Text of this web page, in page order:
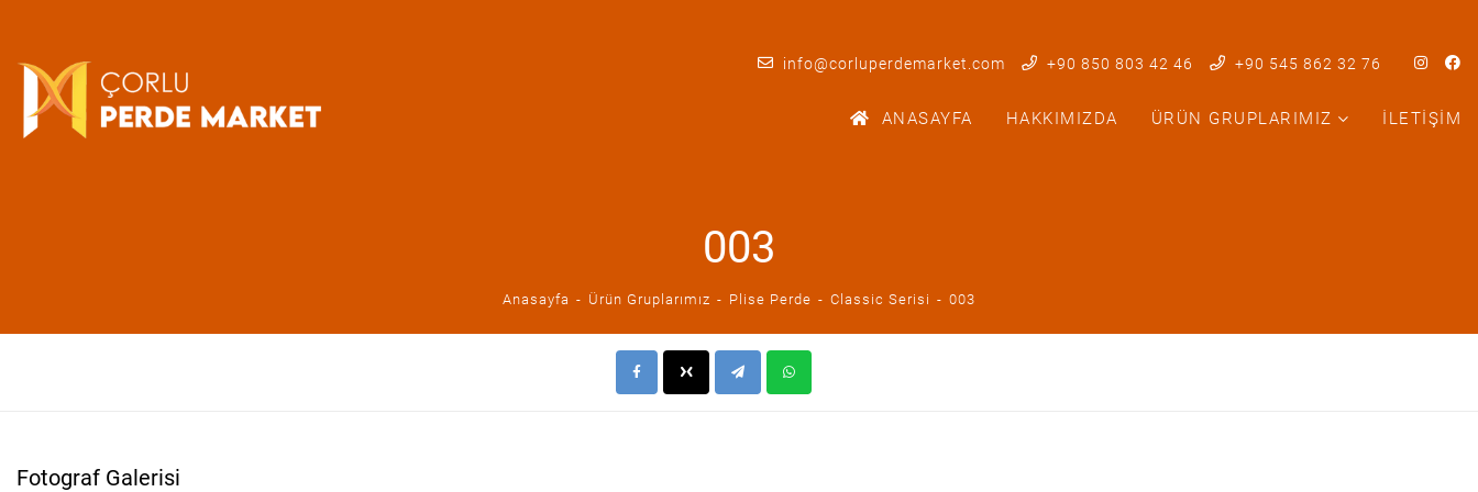
info@corluperdemarket.com +90 850 803 42 46 +90 545 862 32 76
ANASAYFA HAKKIMIZDA ÜRÜN GRUPLARIMIZ İLETIŞIM
003
Anasayfa Ürün Gruplarımız Plise Perde Classic Serisi 003
Fotograf Galerisi